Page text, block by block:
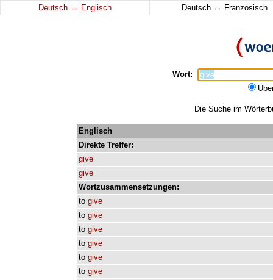
Deutsch ↔ Englisch Deutsch ↔ Französisch
Wort:
Die Suche im
Englisch
Direkte Treffer:
give
give
Wortzusammensetzungen:
to give
to give
to give
to give
to give
to give